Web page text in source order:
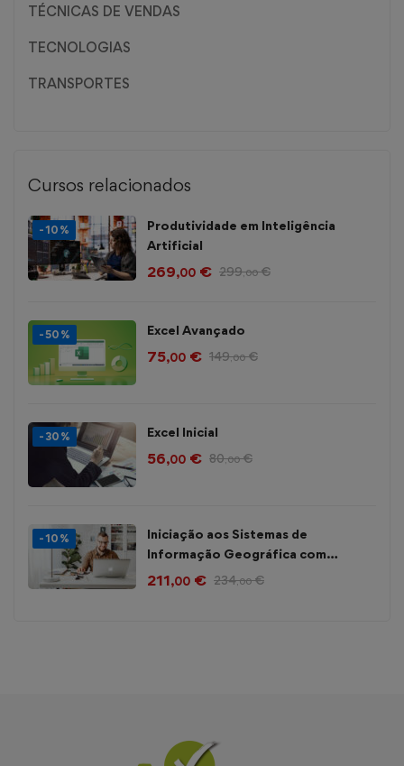
TÉCNICAS DE VENDAS
TECNOLOGIAS
TRANSPORTES
Cursos relacionados
-10%
Produtividade em Inteligência
Artificial
269,00 € 299,00 €
-50% Excel Avançado
75,00 € 149,00 €
-30% Excel Inicial
56,00 € 80,00 €
-10%
Iniciação aos Sistemas de
Informação Geográfica com
Software Open Source – QGIS
211,00 € 234,00 €